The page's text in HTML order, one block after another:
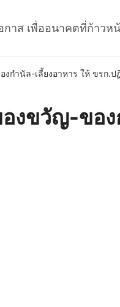
กาส เพื่ออนาคตที่ก้าวห
กำนัล-เลี้ยงอาหาร ให้ ขรก.ป
งขวัญ-ขอ